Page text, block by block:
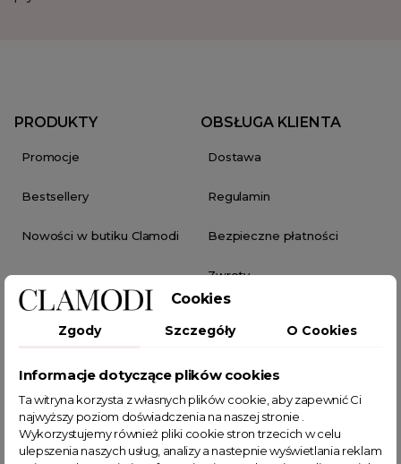
Sukienki
Komplety ubrania damskie
Body damskie
Marynarki damskie
Futra damskie
Spódnico spodenki
Topy
Szaliki damskie
Zakolanówki
PRODUKTY
Promocje
Bestsellery
Nowości w butiku Clamodi
OBSŁUGA KLIENTA
Dostawa
Regulamin
Bezpieczne płatności
Zwroty
TWOJE KONTO
Zamówienia
Pokwitowania
PROGRAMY I PROMOCJE
Program Afiliacyjny
Współpraca Handlowa B2B
Cookies
Zgody Szczegóły O Cookies
Informacje dotyczące plików cookies
Ta witryna korzysta z własnych plików cookie, aby zapewnić Ci
najwyższy poziom doświadczenia na naszej stronie .
Wykorzystujemy również pliki cookie stron trzecich w celu
ulepszenia naszych usług, analizy a nastepnie wyświetlania reklam